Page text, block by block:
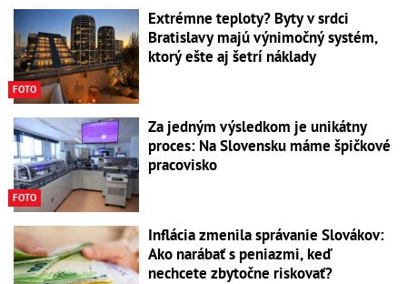
FOTO
Extrémne teploty? Byty v srdci
Bratislavy majú výnimočný systém,
ktorý ešte aj šetrí náklady
FOTO
Za jedným výsledkom je unikátny
proces: Na Slovensku máme špičkové
pracovisko
Inflácia zmenila správanie Slovákov:
Ako narábať s peniazmi, keď
nechcete zbytočne riskovať?